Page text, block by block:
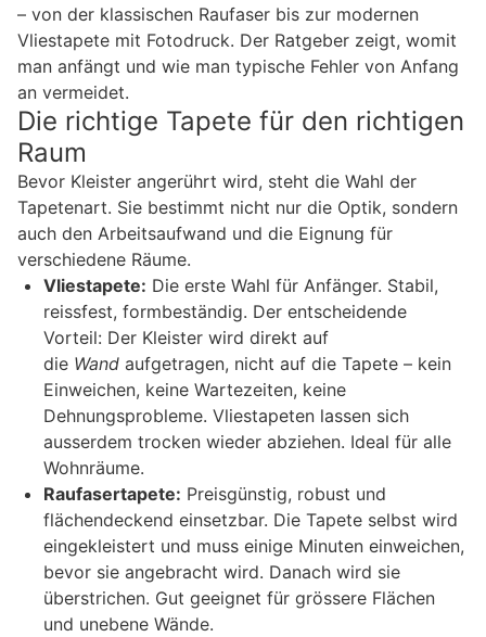
– von der klassischen Raufaser bis zur modernen
Vliestapete mit Fotodruck. Der Ratgeber zeigt, womit
man anfängt und wie man typische Fehler von Anfang
an vermeidet.
Die richtige Tapete für den richtigen
Raum
Bevor Kleister angerührt wird, steht die Wahl der
Tapetenart. Sie bestimmt nicht nur die Optik, sondern
auch den Arbeitsaufwand und die Eignung für
verschiedene Räume.
Vliestapete: Die erste Wahl für Anfänger. Stabil,
reissfest, formbeständig. Der entscheidende
Vorteil: Der Kleister wird direkt auf
die Wand aufgetragen, nicht auf die Tapete – kein
Einweichen, keine Wartezeiten, keine
Dehnungsprobleme. Vliestapeten lassen sich
ausserdem trocken wieder abziehen. Ideal für alle
Wohnräume.
Raufasertapete: Preisgünstig, robust und
flächendeckend einsetzbar. Die Tapete selbst wird
eingekleistert und muss einige Minuten einweichen,
bevor sie angebracht wird. Danach wird sie
überstrichen. Gut geeignet für grössere Flächen
und unebene Wände.